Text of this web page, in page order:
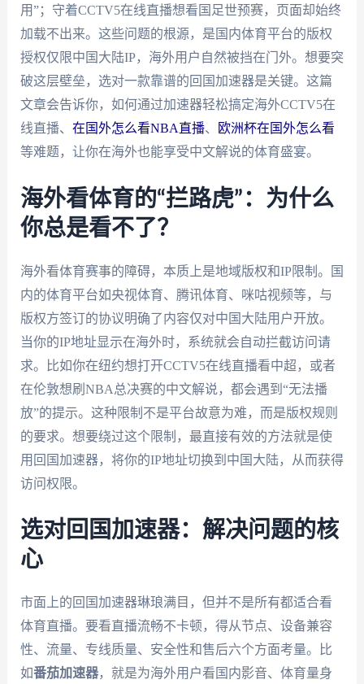
用”；守着CCTV5在线直播想看国足世预赛，页面却始终
加载不出来。这些问题的根源，是国内体育平台的版权
授权仅限中国大陆IP，海外用户自然被挡在门外。想要突
破这层壁垒，选对一款靠谱的回国加速器是关键。这篇
文章会告诉你，如何通过加速器轻松搞定海外CCTV5在
线直播、 在国外怎么看NBA直播、
欧洲杯在国外怎么看
等难题，让你在海外也能享受中文解说的体育盛宴。
海外看体育的“拦路虎”：为什么
你总是看不了？
海外看体育赛事的障碍，本质上是地域版权和IP限制。国
内的体育平台如央视体育、腾讯体育、咪咕视频等，与
版权方签订的协议明确了内容仅对中国大陆用户开放。
当你的IP地址显示在海外时，系统就会自动拦截访问请
求。比如你在纽约想打开CCTV5在线直播看中超，或者
在伦敦想刷NBA总决赛的中文解说，都会遇到“无法播
放”的提示。这种限制不是平台故意为难，而是版权规则
的要求。想要绕过这个限制，最直接有效的方法就是使
用回国加速器，将你的IP地址切换到中国大陆，从而获得
访问权限。
选对回国加速器：解决问题的核
心
市面上的回国加速器琳琅满目，但并不是所有都适合看
体育直播。要看直播流畅不卡顿，得从节点、设备兼容
性、流量、专线质量、安全性和售后六个方面考量。比
如番茄加速器，就是为海外用户看国内影音、体育量身